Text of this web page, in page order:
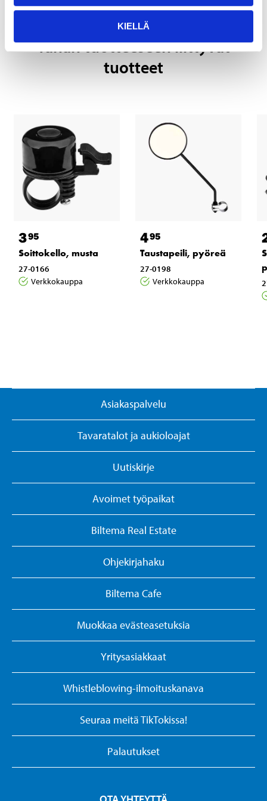
KIELLÄ
Tähän tuotteeseen liittyvät
tuotteet
395
Soittokello, musta
27-0166
Verkkokauppa
495
Taustapeili, pyöreä
27-0198
Verkkokauppa
Asiakaspalvelu
Tavaratalot ja aukioloajat
Uutiskirje
Avoimet työpaikat
Biltema Real Estate
Ohjekirjahaku
Biltema Cafe
Muokkaa evästeasetuksia
Yritysasiakkaat
Whistleblowing-ilmoituskanava
Seuraa meitä TikTokissa!
Palautukset